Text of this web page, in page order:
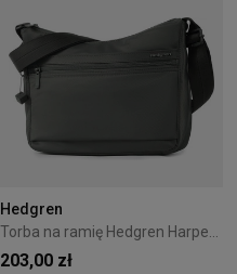
Hedgren
203,00 zł